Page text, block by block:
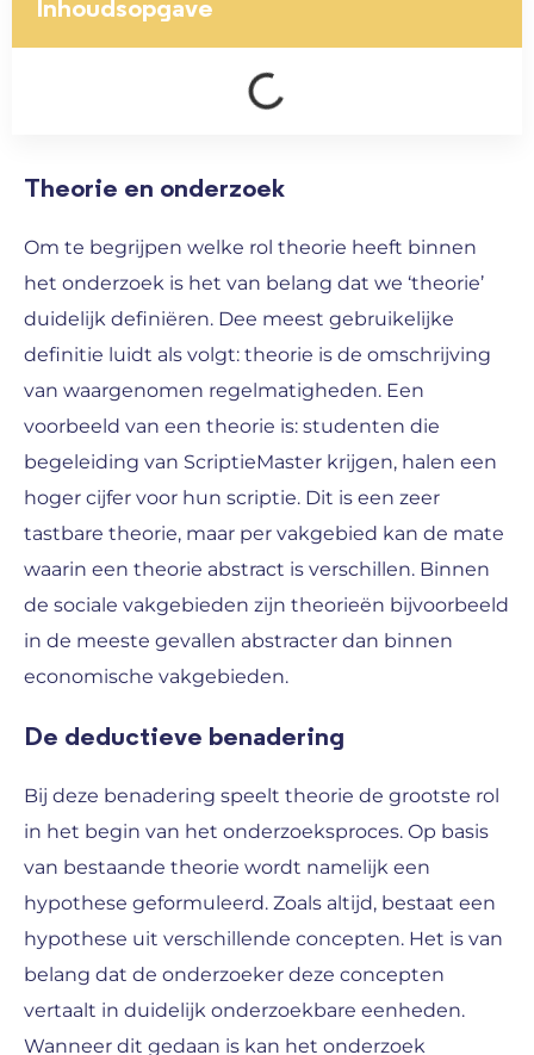
Inhoudsopgave
Theorie en onderzoek
Om te begrijpen welke rol theorie heeft binnen
het onderzoek is het van belang dat we ‘theorie’
duidelijk definiëren. Dee meest gebruikelijke
definitie luidt als volgt: theorie is de omschrijving
van waargenomen regelmatigheden. Een
voorbeeld van een theorie is: studenten die
begeleiding van ScriptieMaster krijgen, halen een
hoger cijfer voor hun scriptie. Dit is een zeer
tastbare theorie, maar per vakgebied kan de mate
waarin een theorie abstract is verschillen. Binnen
de sociale vakgebieden zijn theorieën bijvoorbeeld
in de meeste gevallen abstracter dan binnen
economische vakgebieden.
De deductieve benadering
Bij deze benadering speelt theorie de grootste rol
in het begin van het onderzoeksproces. Op basis
van bestaande theorie wordt namelijk een
hypothese geformuleerd. Zoals altijd, bestaat een
hypothese uit verschillende concepten. Het is van
belang dat de onderzoeker deze concepten
vertaalt in duidelijk onderzoekbare eenheden.
Wanneer dit gedaan is kan het onderzoek